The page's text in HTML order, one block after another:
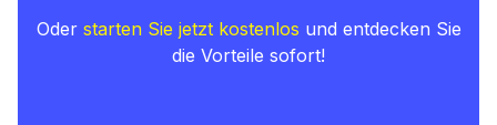
Oder starten Sie jetzt kostenlos und entdecken Sie
die Vorteile sofort!